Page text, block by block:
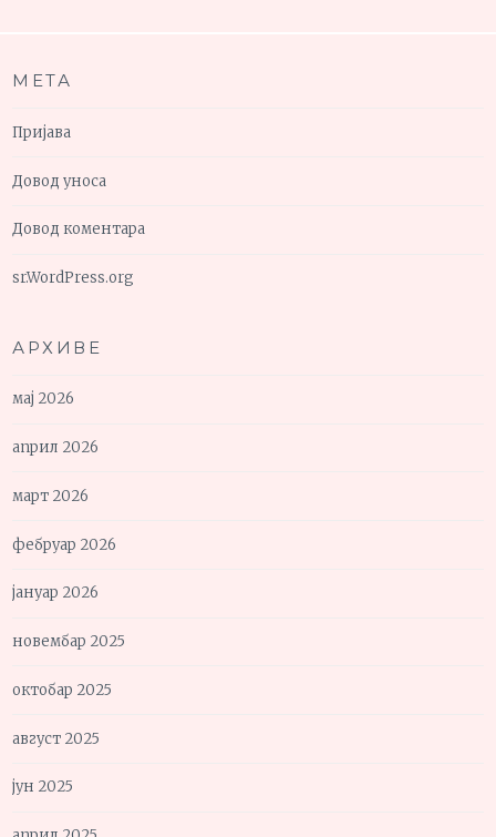
МЕТА
Пријава
Довод уноса
Довод коментара
sr.WordPress.org
АРХИВЕ
мај 2026
април 2026
март 2026
фебруар 2026
јануар 2026
новембар 2025
октобар 2025
август 2025
јун 2025